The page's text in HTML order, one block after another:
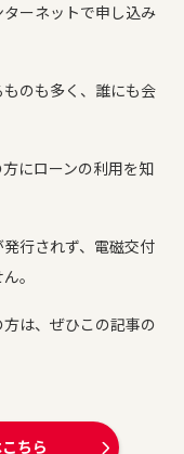
ーネットで申し込み
のも多く、誰にも会
にローンの利用を知
行されず、電磁交付
。
は、ぜひこの記事の
ちら